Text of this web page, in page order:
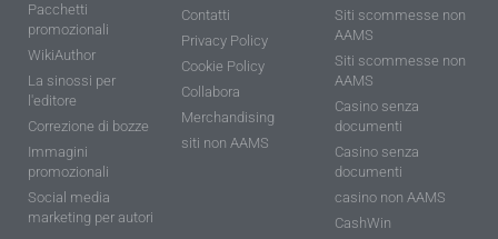
Pacchetti
promozionali
WikiAuthor
La sinossi per
l'editore
Correzione di bozze
Immagini
promozionali
Social media
marketing per autori
Contatti
Privacy Policy
Cookie Policy
Collabora
Merchandising
siti non AAMS
Siti scommesse non
AAMS
Siti scommesse non
AAMS
Casino senza
documenti
Casino senza
documenti
casino non AAMS
CashWin